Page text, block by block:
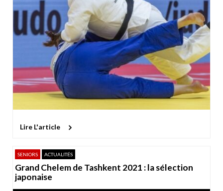
Lire L'article
SENIORS ACTUALITÉS
Grand Chelem de Tashkent 2021 : la sélection
japonaise